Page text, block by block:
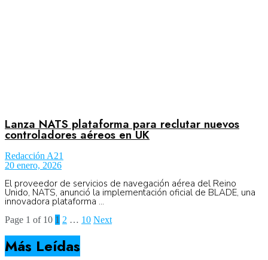
Lanza NATS plataforma para reclutar nuevos
controladores aéreos en UK
Redacción A21
20 enero, 2026
El proveedor de servicios de navegación aérea del Reino
Unido, NATS, anunció la implementación oficial de BLADE, una
innovadora plataforma ...
Page 1 of 10 1 2 … 10 Next
Más Leídas